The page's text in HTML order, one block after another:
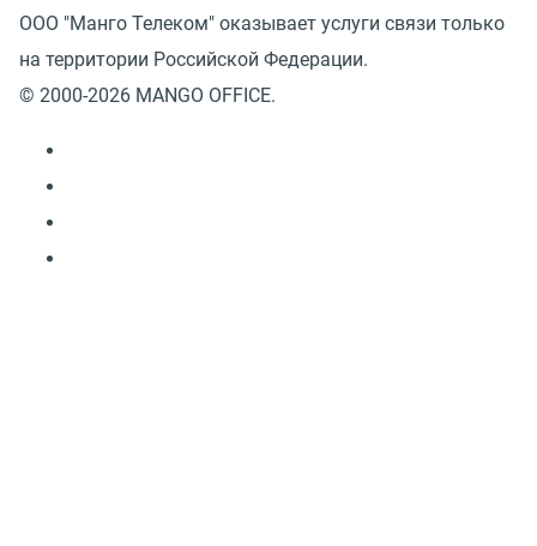
ООО "Манго Телеком" оказывает услуги связи только
на территории Российской Федерации.
© 2000-2026 MANGO OFFICE.